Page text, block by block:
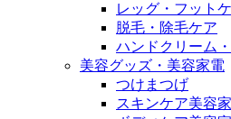
レッグ・フット
脱毛・除毛ケア
ハンドクリーム
美容グッズ・美容家電
つけまつげ
スキンケア美容